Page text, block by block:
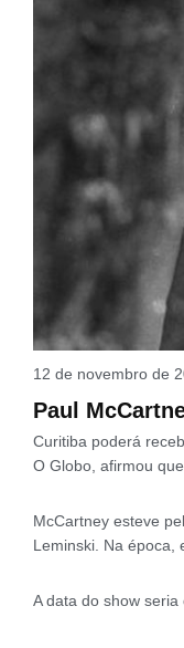
12 de novembro de
Paul
Curitiba poderá
O Globo, afirmou
McCartney esteve
Leminski. Na época,
A data do show